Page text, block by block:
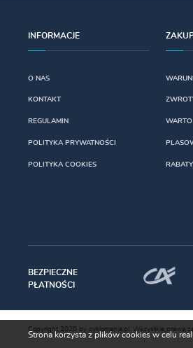
INFORMACJE
O NAS
KONTAKT
REGULAMIN
POLITYKA PRYWATNOŚCI
POLITYKA COOKIES
BEZPIECZNE
PŁATNOŚCI
Copyright 2020 by cyklomania.pl. Wszystkie prawa
Strona korzysta z plików cookies w celu